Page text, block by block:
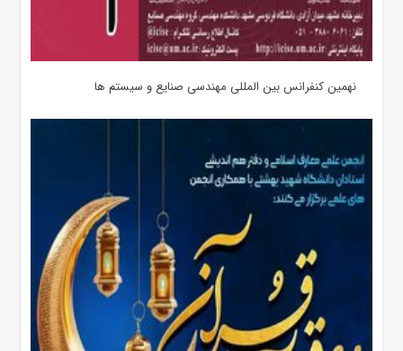
نهمین کنفرانس بین المللی مهندسی صنایع و سیستم­ ها